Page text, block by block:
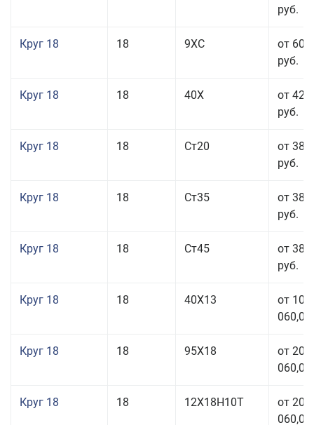
руб.
Круг 18 18 9ХС
от 60
руб.
Круг 18 18 40Х
от 42
руб.
Круг 18 18 Ст20
от 38
руб.
Круг 18 18 Ст35
от 38
руб.
Круг 18 18 Ст45
от 38
руб.
Круг 18 18 40Х13
от 103
060,00
Круг 18 18 95Х18
от 208
060,00
Круг 18 18 12Х18Н10Т
от 209
060,00